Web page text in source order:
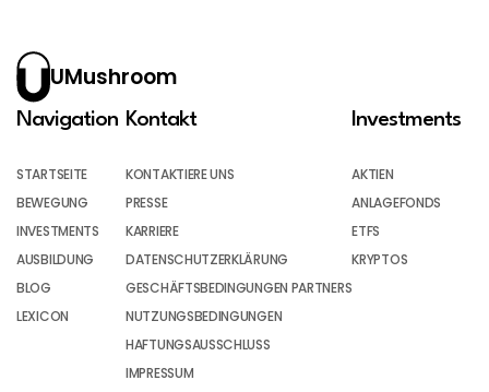
UMushroom
Navigation
STARTSEITE
BEWEGUNG
INVESTMENTS
AUSBILDUNG
BLOG
LEXICON
Kontakt
KONTAKTIERE UNS
PRESSE
KARRIERE
DATENSCHUTZERKLÄRUNG
GESCHÄFTSBEDINGUNGEN PARTNERS
NUTZUNGSBEDINGUNGEN
HAFTUNGSAUSSCHLUSS
IMPRESSUM
Investments
AKTIEN
ANLAGEFONDS
ETFS
KRYPTOS